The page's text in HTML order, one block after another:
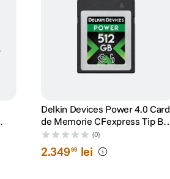
Delkin Devices Power 4.0 Card
de Memorie CFexpress Tip B
512GB R3650/W3240
(0)
2.34999 lei